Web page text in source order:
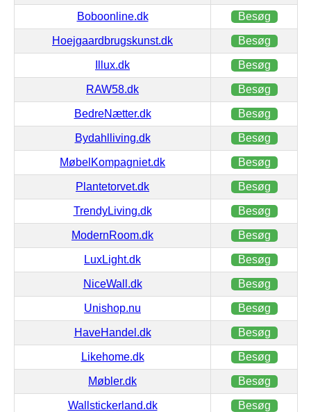
Boboonline.dk Besøg
Hoejgaardbrugskunst.dk Besøg
Illux.dk Besøg
RAW58.dk Besøg
BedreNætter.dk Besøg
Bydahlliving.dk Besøg
MøbelKompagniet.dk Besøg
Plantetorvet.dk Besøg
TrendyLiving.dk Besøg
ModernRoom.dk Besøg
LuxLight.dk Besøg
NiceWall.dk Besøg
Unishop.nu Besøg
HaveHandel.dk Besøg
Likehome.dk Besøg
Møbler.dk Besøg
Wallstickerland.dk Besøg